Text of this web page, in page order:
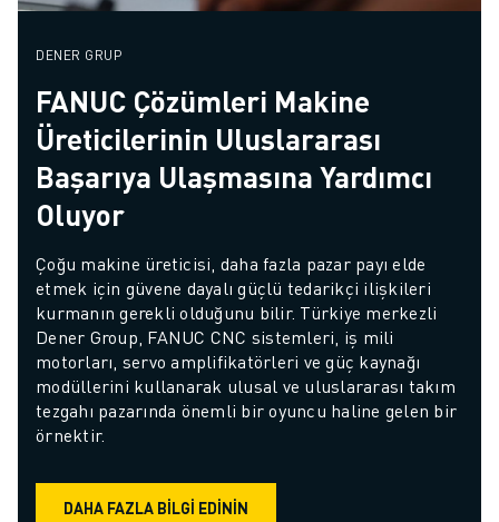
DENER GRUP
FANUC Çözümleri Makine
Üreticilerinin Uluslararası
Başarıya Ulaşmasına Yardımcı
Oluyor
Çoğu makine üreticisi, daha fazla pazar payı elde
etmek için güvene dayalı güçlü tedarikçi ilişkileri
kurmanın gerekli olduğunu bilir. Türkiye merkezli
Dener Group, FANUC CNC sistemleri, iş mili
motorları, servo amplifikatörleri ve güç kaynağı
modüllerini kullanarak ulusal ve uluslararası takım
tezgahı pazarında önemli bir oyuncu haline gelen bir
örnektir.
DAHA FAZLA BILGI EDININ